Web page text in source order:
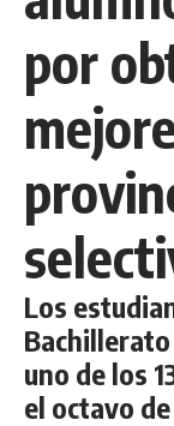
por
Los
uno de los
el octavo